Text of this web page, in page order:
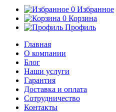
0 Избранное
0 Корзина
Профиль
Главная
О компании
Блог
Наши услуги
Гарантия
Доставка и оплата
Сотрудничество
Контакты